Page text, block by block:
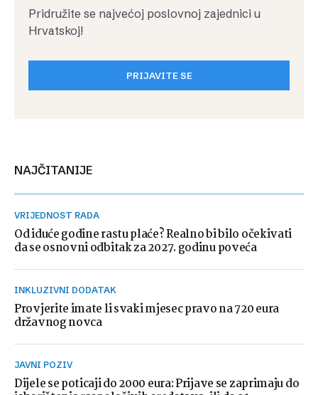
Pridružite se najvećoj poslovnoj zajednici u
Hrvatskoj!
PRIJAVITE SE
NAJČITANIJE
VRIJEDNOST RADA
Od iduće godine rastu plaće? Realno bi bilo očekivati
da se osnovni odbitak za 2027. godinu poveća
INKLUZIVNI DODATAK
Provjerite imate li svaki mjesec pravo na 720 eura
državnog novca
JAVNI POZIV
Dijele se poticaji do 2000 eura: Prijave se zaprimaju do